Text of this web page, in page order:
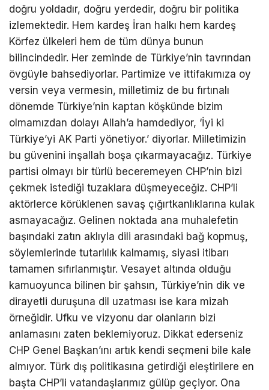
doğru yoldadır, doğru yerdedir, doğru bir politika
izlemektedir. Hem kardeş İran halkı hem kardeş
Körfez ülkeleri hem de tüm dünya bunun
bilincindedir. Her zeminde de Türkiye’nin tavrından
övgüyle bahsediyorlar. Partimize ve ittifakımıza oy
versin veya vermesin, milletimiz de bu fırtınalı
dönemde Türkiye’nin kaptan köşkünde bizim
olmamızdan dolayı Allah’a hamdediyor, ‘İyi ki
Türkiye’yi AK Parti yönetiyor.’ diyorlar. Milletimizin
bu güvenini inşallah boşa çıkarmayacağız. Türkiye
partisi olmayı bir türlü beceremeyen CHP’nin bizi
çekmek istediği tuzaklara düşmeyeceğiz. CHP’li
aktörlerce körüklenen savaş çığırtkanlıklarına kulak
asmayacağız. Gelinen noktada ana muhalefetin
başındaki zatın aklıyla dili arasındaki bağ kopmuş,
söylemlerinde tutarlılık kalmamış, siyasi itibarı
tamamen sıfırlanmıştır. Vesayet altında olduğu
kamuoyunca bilinen bir şahsın, Türkiye’nin dik ve
dirayetli duruşuna dil uzatması ise kara mizah
örneğidir. Ufku ve vizyonu dar olanların bizi
anlamasını zaten beklemiyoruz. Dikkat ederseniz
CHP Genel Başkan’ını artık kendi seçmeni bile kale
almıyor. Türk dış politikasına getirdiği eleştirilere en
başta CHP’li vatandaşlarımız gülüp geçiyor. Ona